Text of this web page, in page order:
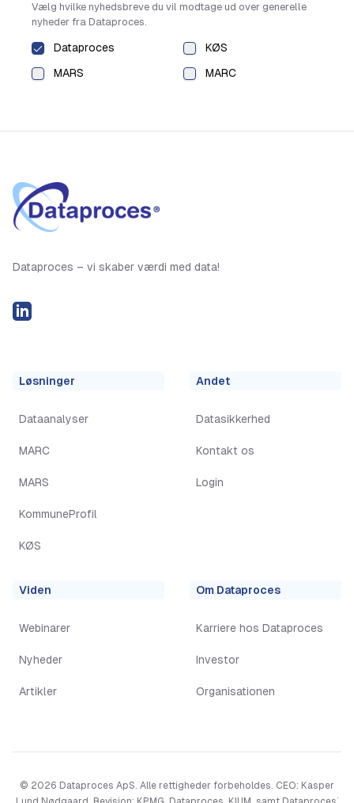
Vælg hvilke nyhedsbreve du vil modtage ud over generelle
nyheder fra Dataproces.
Dataproces
KØS
MARS
MARC
Dataproces – vi skaber værdi med data!
LinkedIN
Løsninger
Dataanalyser
MARC
MARS
KommuneProfil
KØS
Andet
Datasikkerhed
Kontakt os
Login
Viden
Webinarer
Nyheder
Artikler
Om Dataproces
Karriere hos Dataproces
Investor
Organisationen
© 2026 Dataproces ApS. Alle rettigheder forbeholdes. CEO: Kasper